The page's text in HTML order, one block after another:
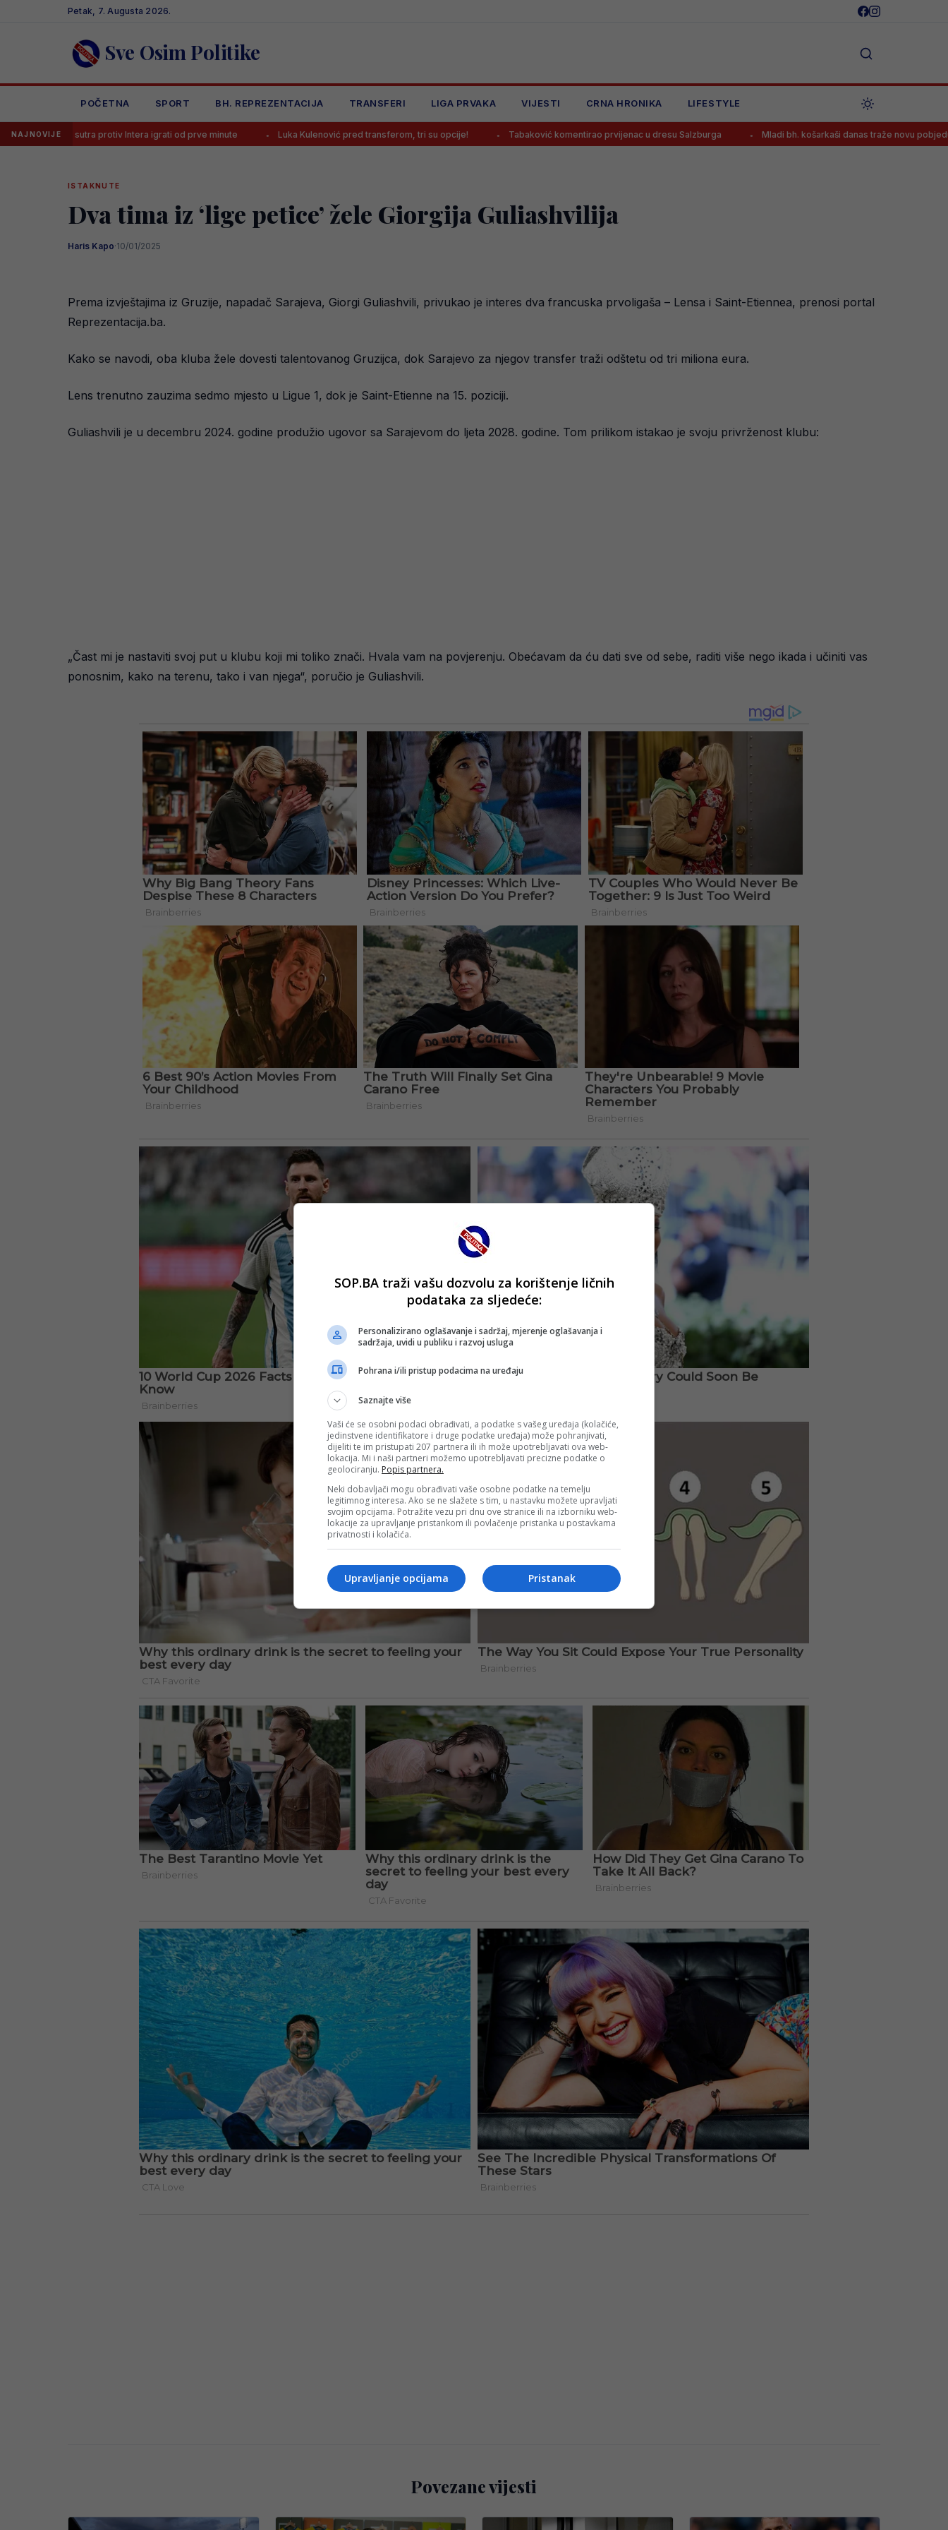
Petak, 7. Augusta 2026.
Sve Osim Politike
POČETNA SPORT BH. REPREZENTACIJA TRANSFERI LIGA PRVAKA VIJESTI CRNA HRONIKA LIFESTYLE
NAJNOVIJE
protiv Intera igrati od prve minute Luka Kulenović pred transferom, tri su opcije! Tabaković komentirao prvijenac u dresu Salzburga Mladi bh. košarkaši danas traže novu pobjedu na
ISTAKNUTE
Dva tima iz ‘lige petice’ žele Giorgija Guliashvilija
Haris Kapo·10/01/2025
Prema izvještajima iz Gruzije, napadač Sarajeva, Giorgi Guliashvili, privukao je interes dva francuska prvoligaša – Lensa i Saint-Etiennea, prenosi portal
Reprezentacija.ba.
Kako se navodi, oba kluba žele dovesti talentovanog Gruzijca, dok Sarajevo za njegov transfer traži odštetu od tri miliona eura.
Lens trenutno zauzima sedmo mjesto u Ligue 1, dok je Saint-Etienne na 15. poziciji.
Guliashvili je u decembru 2024. godine produžio ugovor sa Sarajevom do ljeta 2028. godine. Tom prilikom istakao je svoju privrženost klubu:
„Čast mi je nastaviti svoj put u klubu koji mi toliko znači. Hvala vam na povjerenju. Obećavam da ću dati sve od sebe, raditi više nego ikada i učiniti vas
ponosnim, kako na terenu, tako i van njega“, poručio je Guliashvili.
Povezane vijesti
SOP.BA traži vašu dozvolu za korištenje ličnih
podataka za sljedeće:
Personalizirano oglašavanje i sadržaj, mjerenje oglašavanja i
sadržaja, uvidi u publiku i razvoj usluga
Pohrana i/ili pristup podacima na uređaju
Saznajte više
Vaši će se osobni podaci obrađivati, a podatke s vašeg uređaja (kolačiće,
jedinstvene identifikatore i druge podatke uređaja) može pohranjivati,
dijeliti te im pristupati 207 partnera ili ih može upotrebljavati ova web-
lokacija. Mi i naši partneri možemo upotrebljavati precizne podatke o
geolociranju. Popis partnera.
Neki dobavljači mogu obrađivati vaše osobne podatke na temelju
legitimnog interesa. Ako se ne slažete s tim, u nastavku možete upravljati
svojim opcijama. Potražite vezu pri dnu ove stranice ili na izborniku web-
lokacije za upravljanje pristankom ili povlačenje pristanka u postavkama
privatnosti i kolačića.
Pristanak
Upravljanje opcijama